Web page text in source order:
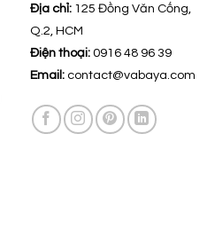
Địa chỉ: 125 Đồng Văn Cống,
Q.2, HCM
Điện thoại: 0916 48 96 39
Email: contact@vabaya.com